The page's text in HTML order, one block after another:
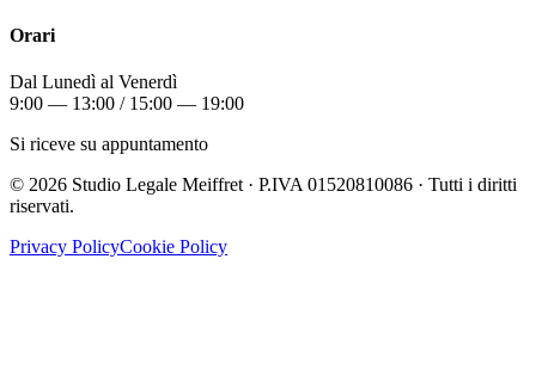
Orari
Dal Lunedì al Venerdì
9:00 — 13:00 / 15:00 — 19:00
Si riceve su appuntamento
© 2026 Studio Legale Meiffret · P.IVA 01520810086 · Tutti i diritti
riservati.
Privacy PolicyCookie Policy